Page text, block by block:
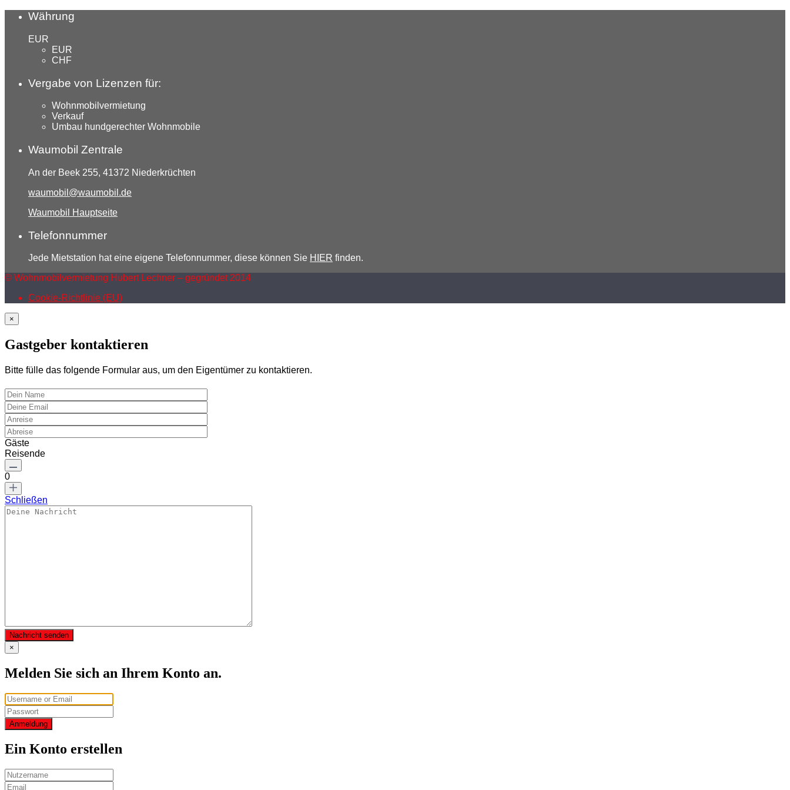
Währung
EUR
EUR
CHF
Vergabe von Lizenzen für:
Wohnmobilvermietung
Verkauf
Umbau hundgerechter Wohnmobile
Waumobil Zentrale
An der Beek 255, 41372 Niederkrüchten
waumobil@waumobil.de
Waumobil Hauptseite
Telefonnummer
Jede Mietstation hat eine eigene Telefonnummer, diese können Sie HIER finden.
© Wohnmobilvermietung Hubert Lechner – gegründet 2014
Cookie-Richtlinie (EU)
×
Gastgeber kontaktieren
Bitte fülle das folgende Formular aus, um den Eigentümer zu kontaktieren.
Gäste
Reisende
0
Schließen
Nachricht senden
×
Melden Sie sich an Ihrem Konto an.
Anmeldung
Ein Konto erstellen